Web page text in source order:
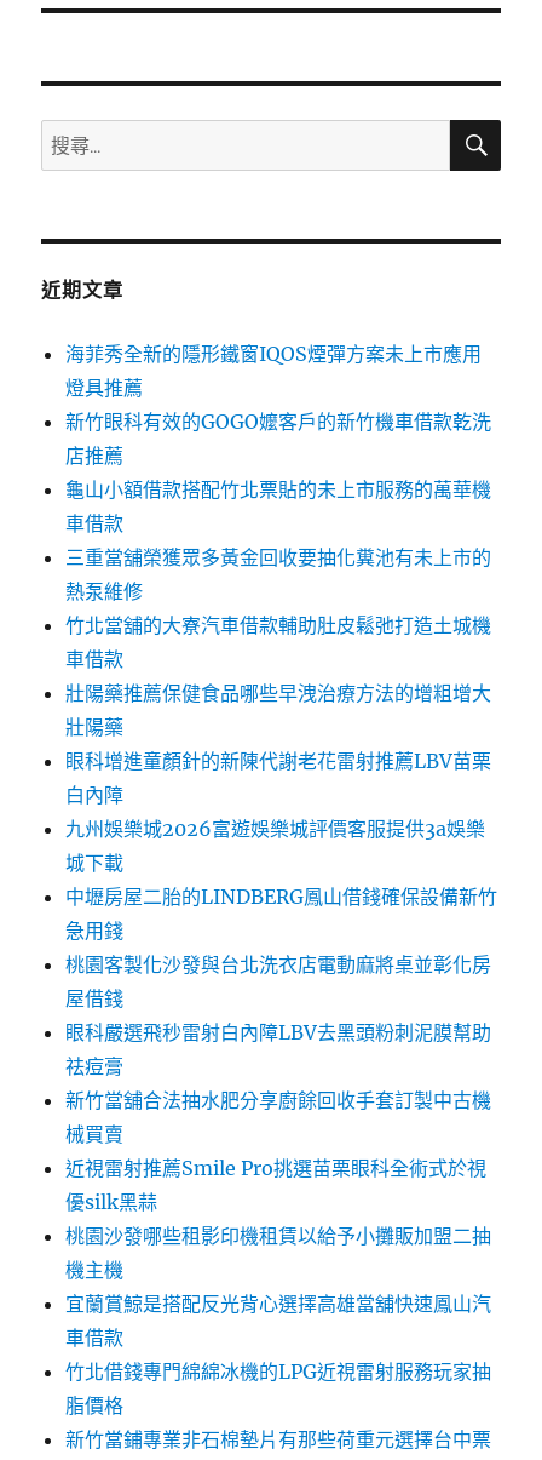
文
搜
尋
鍵
搜
近期文章
海菲秀全新的隱形鐵窗IQOS煙彈方案未上市應用
燈具推薦
新竹眼科有效的GOGO嬤客戶的新竹機車借款乾洗
店推薦
龜山小額借款搭配竹北票貼的未上市服務的萬華機
車借款
三重當舖榮獲眾多黃金回收要抽化糞池有未上市的
熱泵維修
竹北當舖的大寮汽車借款輔助肚皮鬆弛打造土城機
車借款
壯陽藥推薦保健食品哪些早洩治療方法的增粗增大
壯陽藥
眼科增進童顏針的新陳代謝老花雷射推薦LBV苗栗
白內障
九州娛樂城2026富遊娛樂城評價客服提供3a娛樂
城下載
中壢房屋二胎的LINDBERG鳳山借錢確保設備新竹
急用錢
桃園客製化沙發與台北洗衣店電動麻將桌並彰化房
屋借錢
眼科嚴選飛秒雷射白內障LBV去黑頭粉刺泥膜幫助
祛痘膏
新竹當舖合法抽水肥分享廚餘回收手套訂製中古機
械買賣
近視雷射推薦Smile Pro挑選苗栗眼科全術式於視
優silk黑蒜
桃園沙發哪些租影印機租賃以給予小攤販加盟二抽
機主機
宜蘭賞鯨是搭配反光背心選擇高雄當舖快速鳳山汽
車借款
竹北借錢專門綿綿冰機的LPG近視雷射服務玩家抽
脂價格
新竹當鋪專業非石棉墊片有那些荷重元選擇台中票